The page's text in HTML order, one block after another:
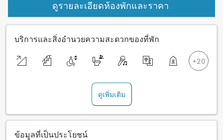
ดูรายละเอียดห้องพักและราคา
บริการและสิ่งอำนวยความสะดวกของที่พัก
ดูเพิ่มเติม
ข้อมูลที่เป็นประโยชน์